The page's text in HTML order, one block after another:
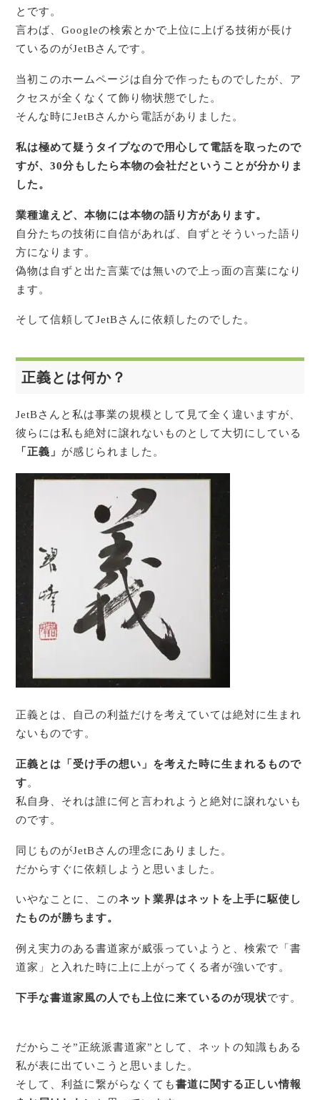
とです。
言わば、Googleの検索とかで上位に上げる技術が長け
ているのがJetBさんです。
当初このホームページは自分で作ったものでしたが、ア
クセスが全くなくて飾り物状態でした。
そんな時にJetBさんから電話がありました。
私は極めて疑うタイプなので用心して電話を取ったので
すが、30分もしたら本物の会社だと いうことが分かりま
した。
業種違えど、本物には本物の語り方があります。
自分たちの技術に自信があれば、自ずとそういった語り
方になります。
偽物は自ずと出た言葉では無いので上っ面の言葉になり
ます。
そして信頼してJetBさんに依頼したのでした。
正義とは何か？
JetBさんと私は事業の規模として見て全く違いますが、
彼らには私も絶対に譲れないものとして大切にしている
「正義」 が感じられました。
正義とは、自己の利益だけを考えていては絶対に生まれ
ないものです。
正義とは「受け手の想い」を考えた時に生まれるもので
す。
私自身、それは誰に何と言われようと絶対に譲れないも
のです。
同じものがJetBさんの理念にありました。
だからすぐに依頼しようと思いました。
いやなことに、このネット業界はネットを上手に駆使し
たものが勝ちます。
例え実力のある書道家が威張っていようと、検索で「書
道家」と入れた時に上に上がってくる者が強いです。
下手な書道家風の人でも上位に来ているのが現状です。
だからこそ”正統派書道家”として、ネットの知識もある
私が表に出ていこうと思いました。
そして、利益に繋がらなくても書道に関する正しい情報